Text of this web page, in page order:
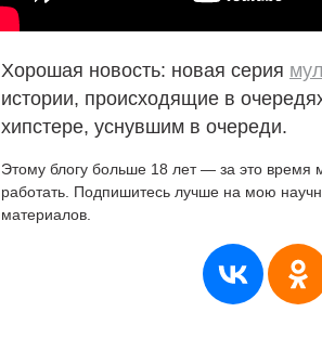
Хорошая новость: новая серия
истории, происходящие в
хипстере, уснувшим в очереди.
Этому блогу больше 18 лет — за это время
работать. Подпишитесь лучше на мою
материалов.